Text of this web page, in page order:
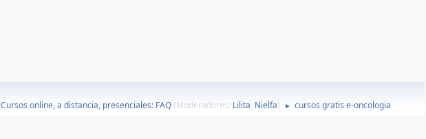
Cursos online, a distancia, presenciales: FAQ (Moderadores: Lilita, Nielfa) ► cursos gratis e-oncologia